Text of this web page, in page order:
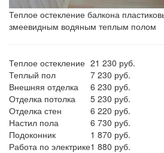
Теплое остекление балкона
змеевидным водяным теплым полом
Теплое остекление 21 230 руб.
Теплый пол
7 230 руб.
Внешняя отделка
6 230 руб.
Отделка потолка
5 230 руб.
Отделка стен
6 220 руб.
Настил пола
6 730 руб.
Подоконник
1 870 руб.
Работа по электрике1 880 руб.